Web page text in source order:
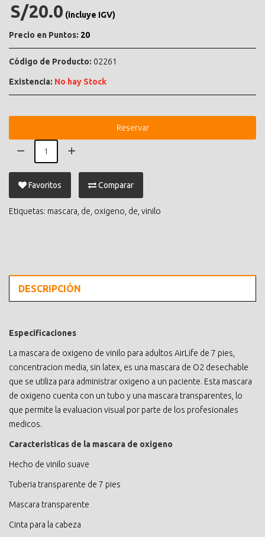
S/20.0 (incluye IGV)
Precio en Puntos: 20
Código de Producto: 02261
Existencia: No hay Stock
Reservar
Favoritos Comparar
Etiquetas: mascara de oxigeno de vinilo
DESCRIPCIÓN
Especificaciones
La mascara de oxigeno de vinilo para adultos AirLife de 7 pies,
concentracion media, sin latex, es una mascara de O2 desechable
que se utiliza para administrar oxigeno a un paciente. Esta mascara
de oxigeno cuenta con un tubo y una mascara transparentes, lo
que permite la evaluacion visual por parte de los profesionales
medicos.
Caracteristicas de la mascara de oxigeno
Hecho de vinilo suave
Tuberia transparente de 7 pies
Mascara transparente
Cinta para la cabeza